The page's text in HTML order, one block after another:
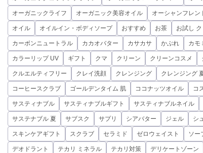
オーガニックライフ オーガニック美容オイル オーシャンフレン
オイル オイルイン・ボディソープ おすすめ お茶 お試し
カーボンニュートラル カカオバター カサカサ かぶれ カモ
カラーリップ UV ギフト クマ クリーン クリーンコスメ
クルエルティフリー クレイ洗顔 クレンジング クレンジング
コーヒースクラブ ゴールデンタイム 肌 ココナッツオイル コ
サスティナブル サスティナブルギフト サスティナブルネイル
サステナブル 夏 サブスク サプリ シアバター ジェル シ
スキンケアギフト スクラブ セラミド ゼロウェイスト ソー
デオドラント テカリ ミネラル テカリ対策 デリケートゾーン